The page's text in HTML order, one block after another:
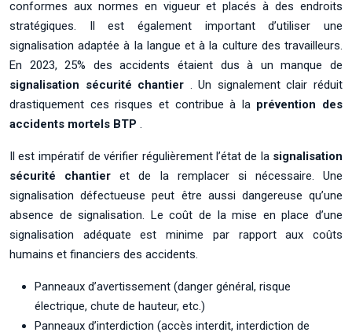
conformes aux normes en vigueur et placés à des endroits
stratégiques. Il est également important d’utiliser une
signalisation adaptée à la langue et à la culture des travailleurs.
En 2023, 25% des accidents étaient dus à un manque de
signalisation sécurité chantier . Un signalement clair réduit
drastiquement ces risques et contribue à la prévention des
accidents mortels BTP .
Il est impératif de vérifier régulièrement l’état de la signalisation
sécurité chantieret de la remplacer si nécessaire. Une
signalisation défectueuse peut être aussi dangereuse qu’une
absence de signalisation. Le coût de la mise en place d’une
signalisation adéquate est minime par rapport aux coûts
humains et financiers des accidents.
Panneaux d’avertissement (danger général, risque
électrique, chute de hauteur, etc.)
Panneaux d’interdiction (accès interdit, interdiction de